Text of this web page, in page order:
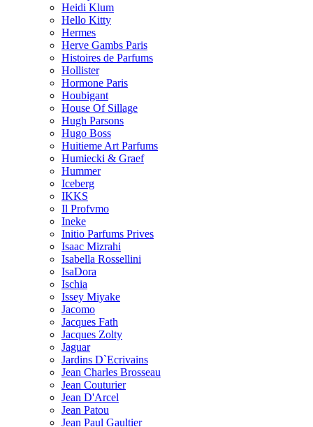
Heidi Klum
Hello Kitty
Hermes
Herve Gambs Paris
Histoires de Parfums
Hollister
Hormone Paris
Houbigant
House Of Sillage
Hugh Parsons
Hugo Boss
Huitieme Art Parfums
Humiecki & Graef
Hummer
Iceberg
IKKS
Il Profvmo
Ineke
Initio Parfums Prives
Isaac Mizrahi
Isabella Rossellini
IsaDora
Ischia
Issey Miyake
Jacomo
Jacques Fath
Jacques Zolty
Jaguar
Jardins D`Ecrivains
Jean Charles Brosseau
Jean Couturier
Jean D'Arcel
Jean Patou
Jean Paul Gaultier